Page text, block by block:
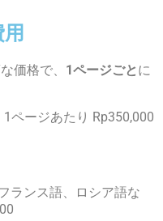
価格で、 1ページごと に
ページあたり Rp350,000
ランス語、ロシア語な